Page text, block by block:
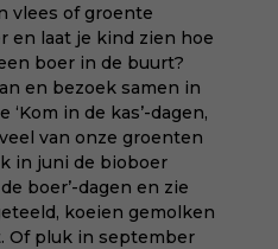
vlees of groente
en laat je kind zien hoe
boer in de buurt?
en bezoek samen in
‘Kom in de kas’-dagen,
van onze groenten
in juni de bioboer
boer’-dagen en zie
koeien gemolken
Of pluk in september